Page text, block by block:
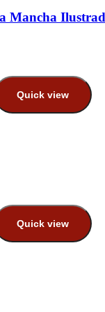
Mancha
Quick view
Quick view